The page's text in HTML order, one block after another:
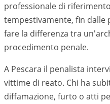
professionale di
tempestivamente, fin dalle
fare la differenza tra
procedimento penale.
A Pescara il penalista
vittime di reato. Chi ha
diffamazione, furto o atti